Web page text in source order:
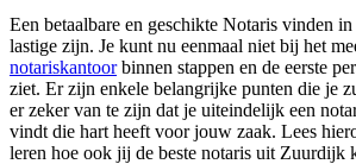
Een betaalbare en geschikte Notaris vinden
lastige zijn. Je kunt nu eenmaal niet bij het
notariskantoorbinnen stappen en de eerste
ziet. Er zijn enkele belangrijke punten die je
er zeker van te zijn dat je uiteindelijk een
vindt die hart heeft voor jouw zaak. Lees
leren hoe ook jij de beste notaris uit Zuurdijk